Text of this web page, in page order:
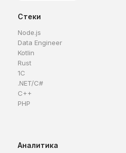
Стеки
Node.js
Data Engineer
Kotlin
Rust
1C
.NET/C#
C++
PHP
Аналитика